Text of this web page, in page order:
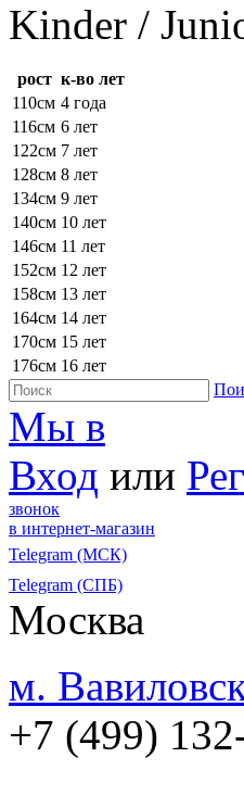
Kinder /
рост к-во лет
110см 4 года
116см 6 лет
122см 7 лет
128см 8 лет
134см 9 лет
140см 10 лет
146см 11 лет
152см 12 лет
158см 13 лет
164см 14 лет
170см 15 лет
176см 16 лет
Мы в
Вход или
звонок
в интернет-магазин
Telegram (МСК)
Telegram (СПБ)
Москва
м.
+7 (499)